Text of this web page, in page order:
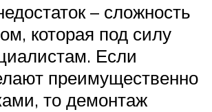
– сложность
которая под силу
Если
преимущественно
то демонтаж